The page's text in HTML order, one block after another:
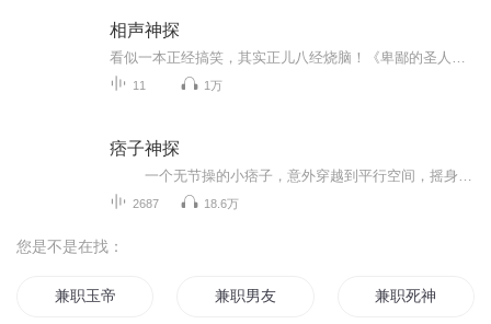
相声神探
11 1万
痞子神探
2687 18.6万
您是不是在找：
兼职玉帝 兼职男友 兼职死神